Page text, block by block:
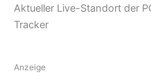
Aktueller Live-Standort der
Tracker
Anzeige